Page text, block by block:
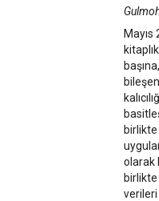
birlikte
olarak
birlikte